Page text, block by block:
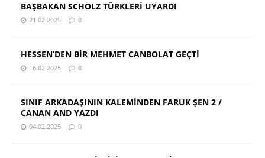
BAŞBAKAN SCHOLZ TÜRKLERİ UYARDI
21.02.2025 0
HESSEN’DEN BİR MEHMET CANBOLAT GEÇTİ
16.02.2025 0
SINIF ARKADAŞININ KALEMİNDEN FARUK ŞEN 2 /
CANAN AND YAZDI
04.02.2025 0